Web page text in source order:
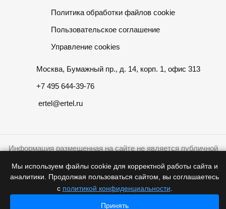
Политика обработки файлов cookie
Пользовательское соглашение
Управление cookies
Москва, Бумажный пр., д. 14, корп. 1, офис 313
+7 495 644-39-76
ertel@ertel.ru
Информация размещенная на сайте не является публичной
© 2012 – 2026, ООО «Эртел»
Мы используем файлы cookie для корректной работы сайта и
аналитики. Продолжая пользоваться сайтом, вы соглашаетесь
с политикой конфиденциальности
Принять